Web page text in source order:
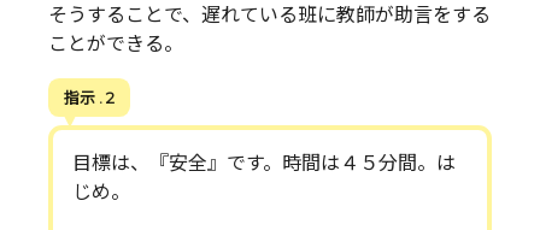
そうすることで、遅れている班に教師が助言をする
ことができる。
指示 . 2
目標は、『安全』です。時間は４５分間。は
じめ。